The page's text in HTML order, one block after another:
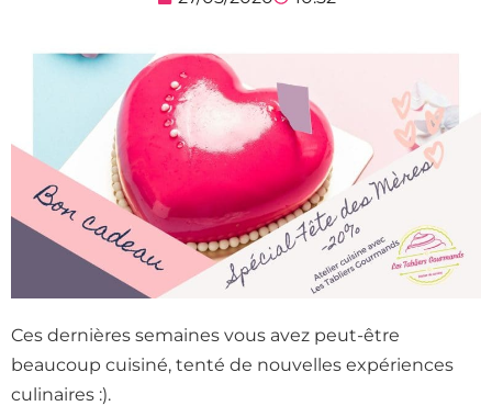
Ces dernières semaines vous avez peut-être
beaucoup cuisiné, tenté de nouvelles expériences
culinaires :).